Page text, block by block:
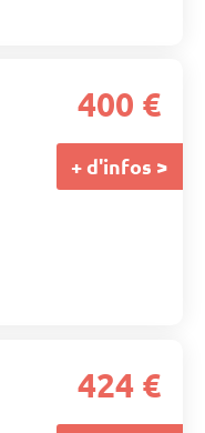
400 €
+ d'infos >
424 €